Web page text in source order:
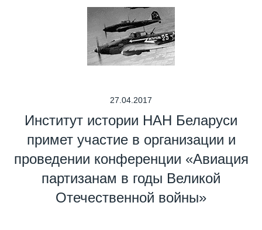
27.04.2017
Институт истории НАН Беларуси
примет участие в организации и
проведении конференции «Авиация
партизанам в годы Великой
Отечественной войны»